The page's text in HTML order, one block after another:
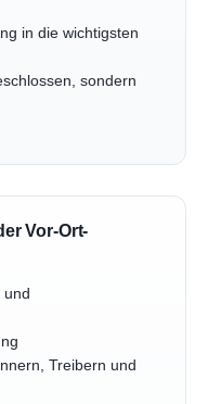
in die wichtigsten
sondern
Vor-Ort-
und
Treibern und